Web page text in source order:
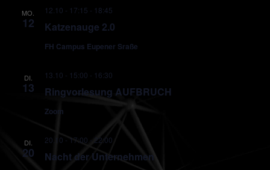
MO.
12 Katzenauge 2.0
12.10 - 17:15 - 18:45
FH Campus Eupener Sraße
DI.
13 Ringvorlesung AUFBRUCH
13.10 - 15:00 - 16:30
Zoom
DI.
20 Nacht der Unternehmen
20.10 - 17:00 - 22:00